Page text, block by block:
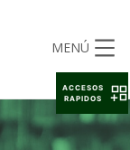
MENÚ
ACCESOS
RAPIDOS